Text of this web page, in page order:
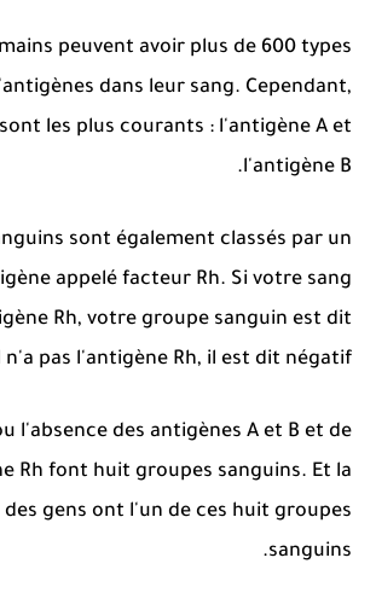
peuvent avoir plus de 600 types
dans leur sang. Cependant,
les plus courants : l'antigène A et
l'antigène B.
sont également classés par un
appelé facteur Rh. Si votre sang
Rh, votre groupe sanguin est dit
n'a pas l'antigène Rh, il est dit négatif.
l'absence des antigènes A et B et de
Rh font huit groupes sanguins. Et la
gens ont l'un de ces huit groupes
sanguins.